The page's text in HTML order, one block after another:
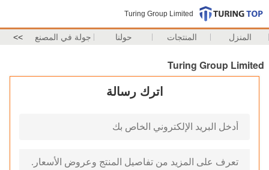
Turing Group Limited
المنزل المنتجات حولنا جولة في المصنع >>
Turing Group Limited
اترك رسالة